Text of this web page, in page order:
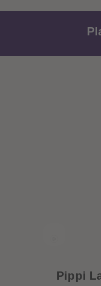
Pippi